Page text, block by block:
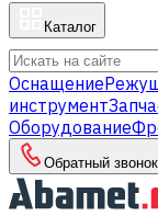
Каталог
Оснащение
инструмент
Оборудование
Обратный звонок